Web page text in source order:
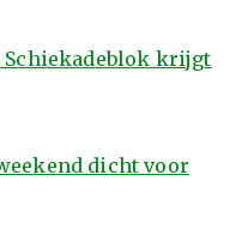
Schiekadeblok krijgt
dicht voor